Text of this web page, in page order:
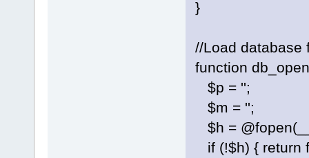
}
//Load database
function
$p = '';
$m = '';
$h =
if (!$h) { return